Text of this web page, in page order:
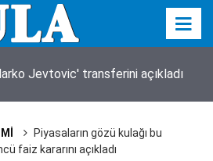
Jevtovic' transferini açıkladı
Piyasaların gözü kulağı bu
faiz kararını açıkladı